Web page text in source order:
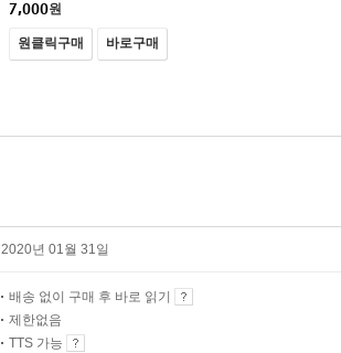
7,000원
원클릭구매 바로구매
2020년 01월 31일
배송 없이 구매 후 바로 읽기
제한없음
TTS 가능